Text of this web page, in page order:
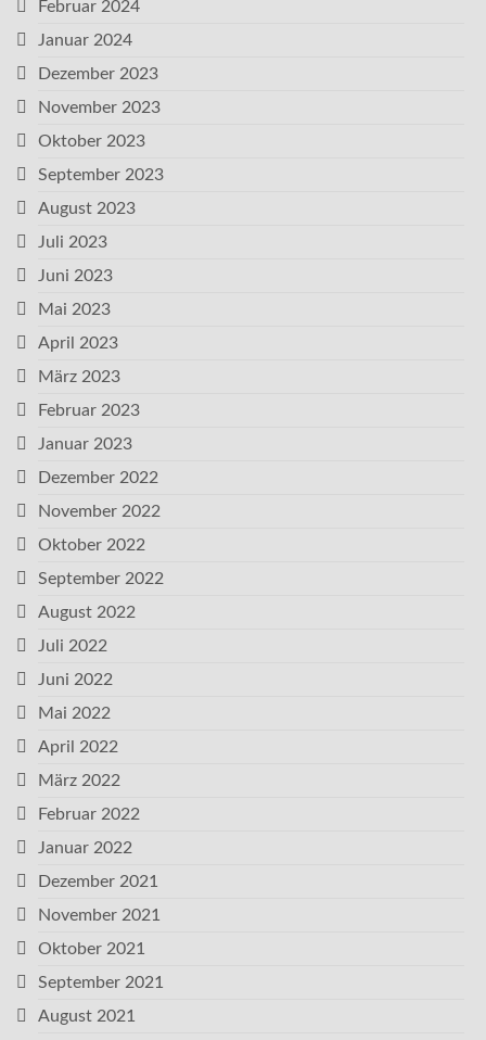
Februar 2024
Januar 2024
Dezember 2023
November 2023
Oktober 2023
September 2023
August 2023
Juli 2023
Juni 2023
Mai 2023
April 2023
März 2023
Februar 2023
Januar 2023
Dezember 2022
November 2022
Oktober 2022
September 2022
August 2022
Juli 2022
Juni 2022
Mai 2022
April 2022
März 2022
Februar 2022
Januar 2022
Dezember 2021
November 2021
Oktober 2021
September 2021
August 2021